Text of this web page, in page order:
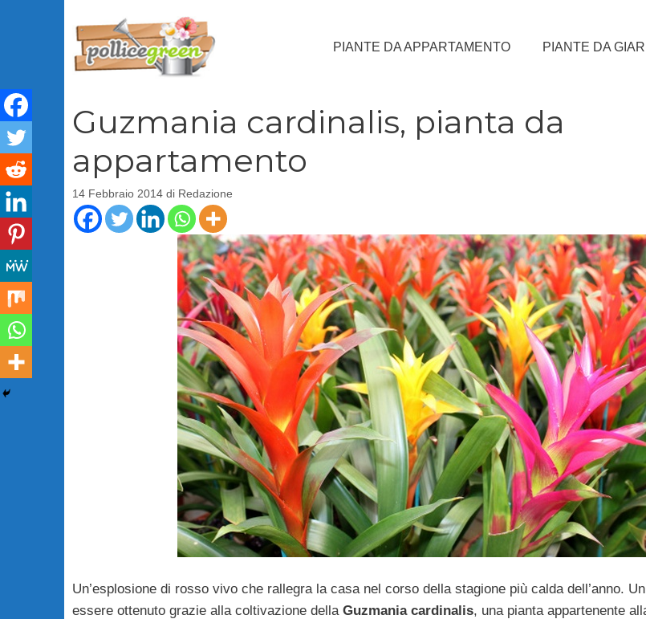
PIANTE DA APPARTAMENTO PIANTE DA
Guzmania cardinalis, pianta da
appartamento
14 Febbraio 2014 di Redazione
Un’esplosione di rosso vivo che rallegra la casa nel corso della stagione più calda dell’anno.
essere ottenuto grazie alla coltivazione della Guzmania cardinalis, una pianta appartenente